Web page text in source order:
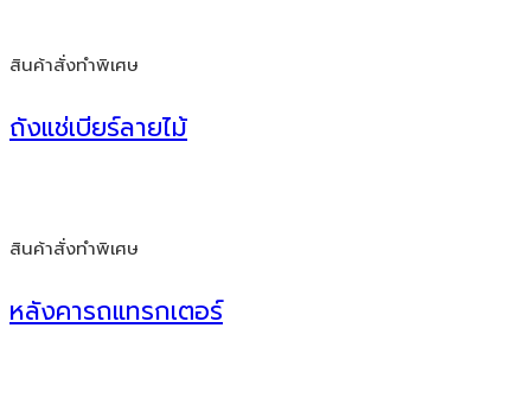
สินค้าสั่งทำพิเศษ
ถังแช่เบียร์ลายไม้
สินค้าสั่งทำพิเศษ
หลังคารถแทรกเตอร์